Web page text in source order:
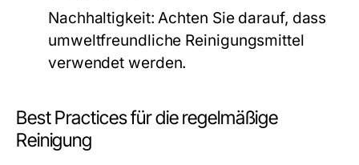
Nachhaltigkeit: Achten Sie darauf, dass
umweltfreundliche Reinigungsmittel
verwendet werden.
Best Practices für die regelmäßige
Reinigung